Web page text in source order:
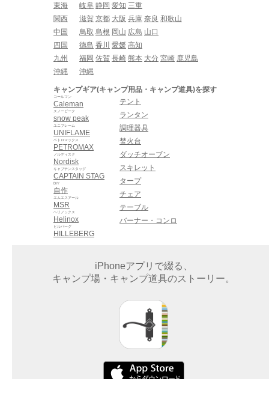
東海
岐阜 静岡 愛知 三重
関西
滋賀 京都 大阪 兵庫 奈良 和歌山
中国
鳥取 島根 岡山 広島 山口
四国
徳島 香川 愛媛 高知
九州
福岡 佐賀 長崎 熊本 大分 宮崎 鹿児島
沖縄
沖縄
キャンプギア(キャンプ用品・キャンプ道具)を探す
Caleman
コールマン
snow peak
スノーピーク
UNIFLAME
ユニフレーム
PETROMAX
ペトロマックス
Nordisk
ノルディスク
CAPTAIN STAG
キャプテンスタッグ
自作
DIY
MSR
エムエスアール
Helinox
ヘリノックス
HILLEBERG
ヒルバーグ
テント
ランタン
調理器具
焚火台
ダッチオーブン
スキレット
タープ
チェア
テーブル
バーナー・コンロ
iPhoneアプリで綴る、
キャンプ場・キャンプ道具のストーリー。